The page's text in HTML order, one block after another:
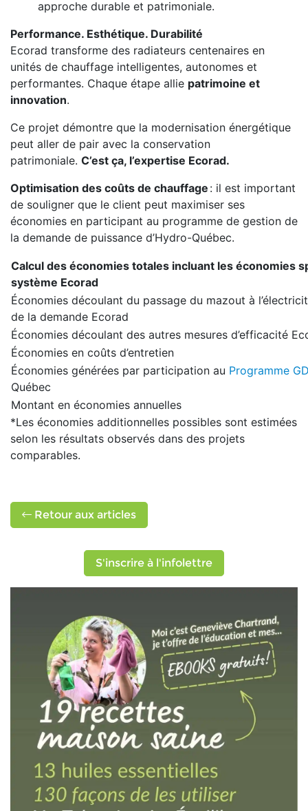
approche durable et patrimoniale.
Performance. Esthétique. Durabilité
Ecorad transforme des radiateurs centenaires en
unités de chauffage intelligentes, autonomes et
performantes. Chaque étape allie patrimoine et
innovation.
Ce projet démontre que la modernisation énergétique
peut aller de pair avec la conservation
patrimoniale. C’est ça, l’expertise Ecorad.
Optimisation des coûts de chauffage : il est important
de souligner que le client peut maximiser ses
économies en participant au programme de gestion de
la demande de puissance d’Hydro-Québec.
Calcul des économies totales incluant les économies
système Ecorad
Économies découlant du passage du mazout à
de la demande Ecorad
Économies découlant des autres mesures d’efficacité
Économies en coûts d’entretien
Économies générées par participation au Programme
Québec
Montant en économies annuelles
*Les économies additionnelles possibles sont estimées
selon les résultats observés dans des projets
comparables.
Retour aux articles
S'inscrire à l'infolettre